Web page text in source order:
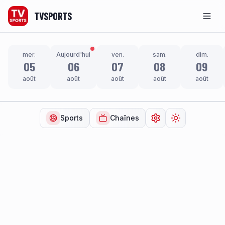
TVSPORTS
mer.
05
août
Aujourd'hui
06
août
ven.
07
août
sam.
08
août
dim.
09
août
Sports Chaînes Ouvrir lesChanger de